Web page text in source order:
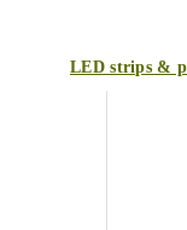
LED strips &